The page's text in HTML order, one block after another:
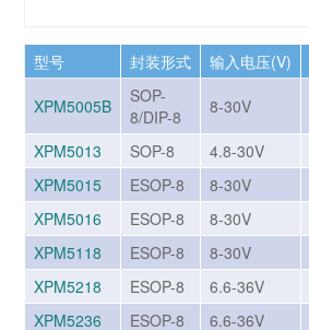
型号 封装形式 输入电压(V)
XPM5005B
SOP-
8/DIP-8
8-30V
XPM5013 SOP-8 4.8-30V
XPM5015
ESOP-8 8-30V
XPM5016
ESOP-8 8-30V
XPM5118
ESOP-8 8-30V
XPM5218
ESOP-8 6.6-36V
XPM5236
ESOP-8 6.6-36V